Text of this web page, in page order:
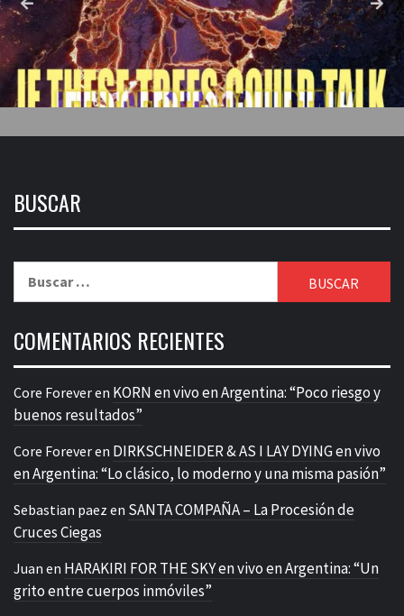
BUSCAR
COMENTARIOS RECIENTES
Core Foreveren KORN en vivo en Argentina: “Poco riesgo y
buenos resultados”
Core Foreveren DIRKSCHNEIDER & AS I LAY DYING en vivo
en Argentina: “Lo clásico, lo moderno y una misma pasión”
Sebastian paez en SANTA COMPAÑA – La Procesión de
Cruces Ciegas
Juan en HARAKIRI FOR THE SKY en vivo en Argentina: “Un
grito entre cuerpos inmóviles”